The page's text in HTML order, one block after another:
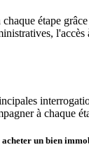
étape
l'accès
à chaque
acheter un bien